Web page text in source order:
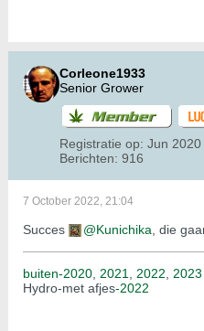
Corleone1933
Senior Grower
Registratie op: Jun 2020
Berichten: 916
7 October 2022, 21:04
Succes Kunichika , die
buiten-2020 2021 2022
2023
Hydro-met afjes-2022